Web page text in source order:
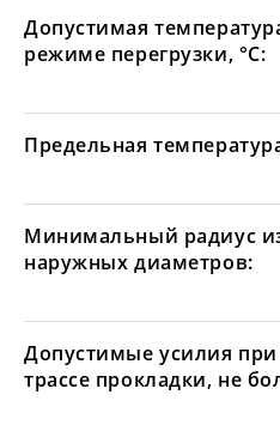
Допустимая
режиме перегрузки, °С:
Предельная
Минимальный радиус
наружных диаметров:
Допустимые усилия
трассе прокладки, не